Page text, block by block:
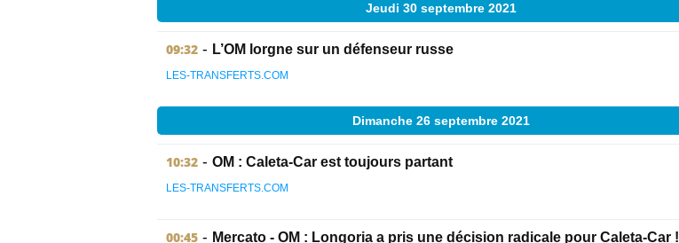
Jeudi 30 septembre 2021
09:32 - L’OM lorgne sur un défenseur russe
LES-TRANSFERTS.COM
Dimanche 26 septembre 2021
10:32 - OM : Caleta-Car est toujours partant
LES-TRANSFERTS.COM
00:45 - Mercato - OM : Longoria a pris une décision radicale pour Caleta-Car !